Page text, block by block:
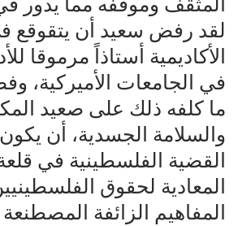
المثقف وموقفه مما يدور
لقد رفض سعيد أن يتقوقع
الأكاديمية أستاذاً مرموقا
في الجامعات الأميركية،
ما كلفه ذلك على صعيد
والسلامة الجسدية، أن
القضية الفلسطينية في
المعادية لحقوق
المفاهيم الزائفة المصطنعة